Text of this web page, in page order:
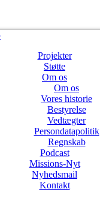
Projekter
Støtte
Om os
Om os
Vores historie
Bestyrelse
Vedtægter
Persondatapolitik
Regnskab
Podcast
Missions-Nyt
Nyhedsmail
Kontakt